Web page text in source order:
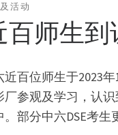
活动
师生到
百位师生于2023
参观及学习，认
部分中六DSE考生